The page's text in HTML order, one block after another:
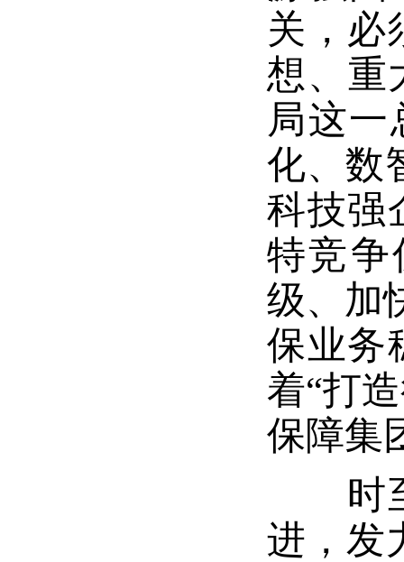
关，必
想、重
局这一
化、数
科技强
特竞争
级、加
保业务
着“打
保障集
时
进，发